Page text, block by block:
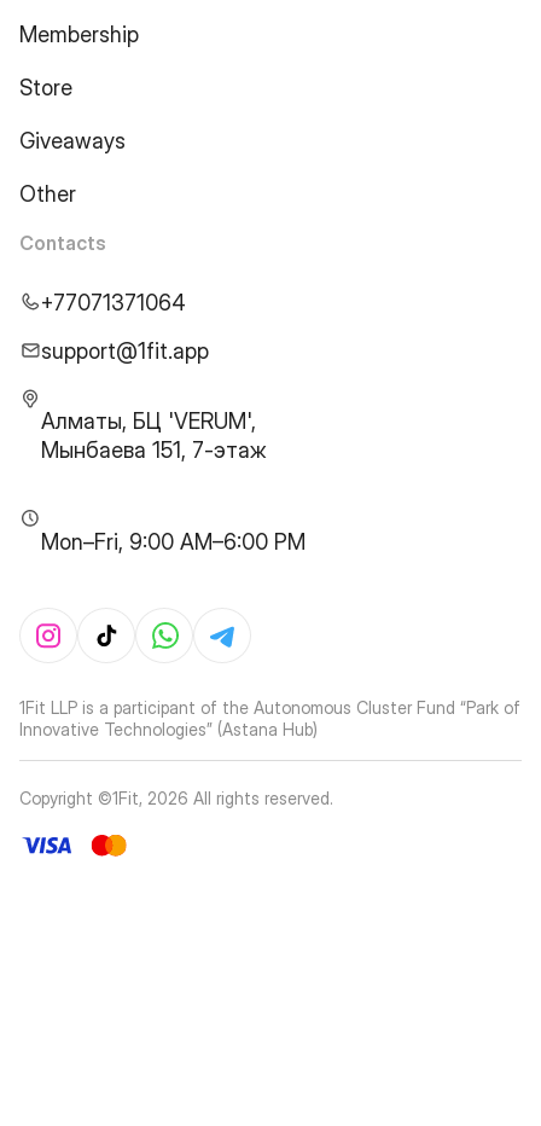
Membership
Store
Giveaways
Other
Contacts
+77071371064
support@1fit.app
Алматы, БЦ 'VERUM',
Мынбаева 151, 7-этаж
Mon–Fri, 9:00 AM–6:00 PM
1Fit LLP is a participant of the Autonomous Cluster Fund “Park of
Innovative Technologies” (Astana Hub)
Copyright ©1Fit, 2026 All rights reserved.